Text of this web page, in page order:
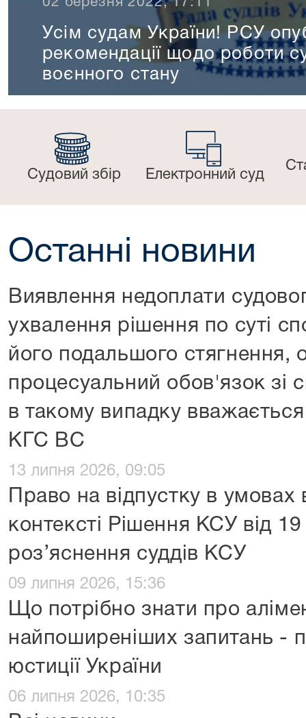
​Усім судам України! РСУ
рекомендації щодо роботи
воєнного стану
Судовий збір Електронний суд
Останні новини
Виявлення недоплати
ухвалення рішення по суті
його подальшого стягнення,
процесуальний обов'язок зі
в такому випадку
КГС ВС
13 липня 2026, 09:05
Право на відпустку в умовах
контексті Рішення КСУ від
роз’яснення суддів КСУ
09 липня 2026, 15:36
Що потрібно знати про
найпоширеніших запитань -
юстиції України
06 липня 2026, 10:35